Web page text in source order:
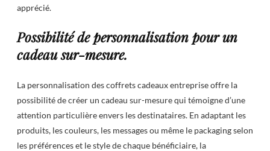
apprécié.
Possibilité de personnalisation pour un
cadeau sur-mesure.
La personnalisation des coffrets cadeaux entreprise offre la
possibilité de créer un cadeau sur-mesure qui témoigne d’une
attention particulière envers les destinataires. En adaptant les
produits, les couleurs, les messages ou même le packaging selon
les préférences et le style de chaque bénéficiaire, la